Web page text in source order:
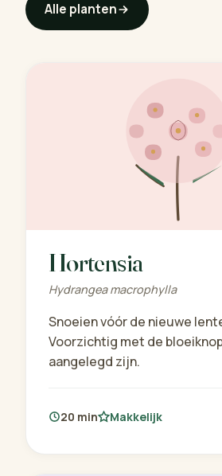
Alle planten
Hortensia
Hydrangea macrophylla
Snoeien vóór de nieuwe
Voorzichtig met de
aangelegd zijn.
20 min Makkelijk